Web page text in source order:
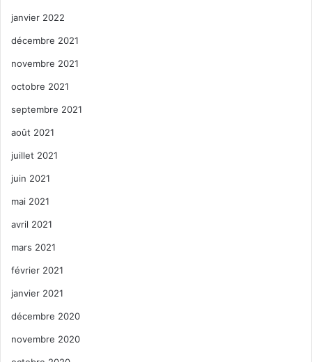
janvier 2022
décembre 2021
novembre 2021
octobre 2021
septembre 2021
août 2021
juillet 2021
juin 2021
mai 2021
avril 2021
mars 2021
février 2021
janvier 2021
décembre 2020
novembre 2020